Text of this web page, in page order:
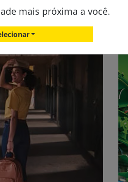
mais próxima a você.